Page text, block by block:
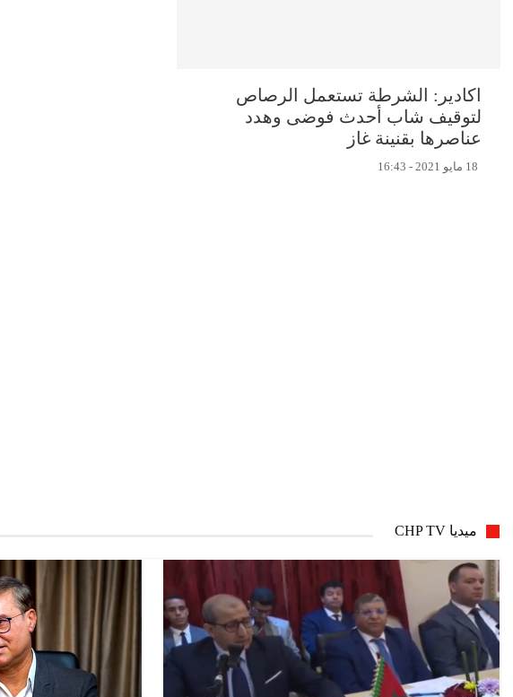
اكادير: الشرطة تستعمل الرصاص
لتوقيف شاب أحدث فوضى وهدد
عناصرها بقنينة غاز
18 مايو 2021 - 16:43
ميديا CHP TV